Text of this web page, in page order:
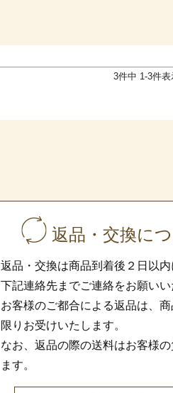
3件中 1-3件表
返品・交換に
返品・交換は商品到着後２日以内
下記連絡先までご連絡をお願いい
お客様のご都合による返品は、
限りお受けいたします。
なお、返品の際の送料はお客様の
ます。